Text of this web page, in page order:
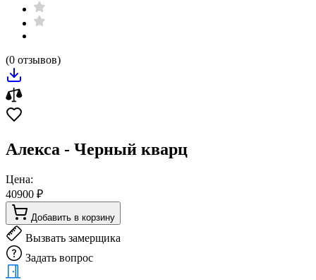
(0 отзывов)
Алекса - Черный кварц
Цена:
40900 ₽
Добавить в корзину
Вызвать замерщика
Задать вопрос